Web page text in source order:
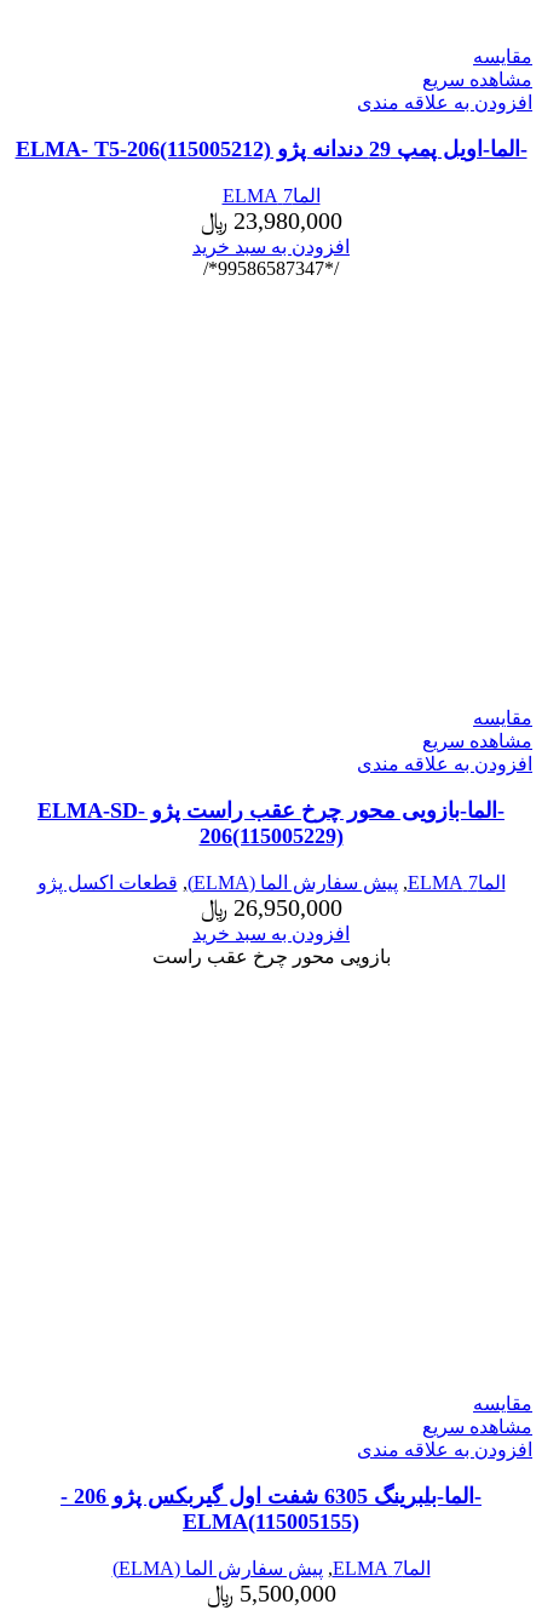
مقایسه
مشاهده سریع
افزودن به علاقه مندی
-الما-اویل پمپ 29 دندانه پژو ELMA- T5-206(115005212)
الما7 ELMA
23,980,000 ﷼
افزودن به سبد خرید
/*99586587347*/
مقایسه
مشاهده سریع
افزودن به علاقه مندی
-الما-بازویی محور چرخ عقب راست پژو ELMA-SD-
206(115005229)
الما7 ELMA , پیش سفارش الما (ELMA) , قطعات اکسل پژو
26,950,000 ﷼
افزودن به سبد خرید
بازویی محور چرخ عقب راست
مقایسه
مشاهده سریع
افزودن به علاقه مندی
-الما-بلبرینگ 6305 شفت اول گیربکس پژو 206 -
ELMA(115005155)
الما7 ELMA , پیش سفارش الما (ELMA)
5,500,000 ﷼